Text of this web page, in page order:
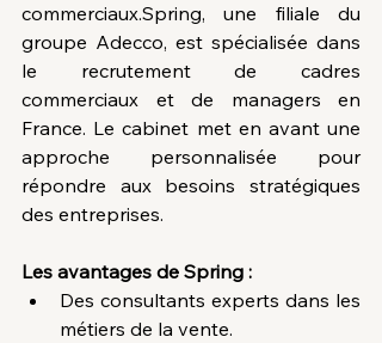
commerciaux.Spring, une filiale du
groupe Adecco, est spécialisée dans
le recrutement de cadres
commerciaux et de managers en
France. Le cabinet met en avant une
approche personnalisée pour
répondre aux besoins stratégiques
des entreprises.
Les avantages de Spring :
Des consultants experts dans les
métiers de la vente.